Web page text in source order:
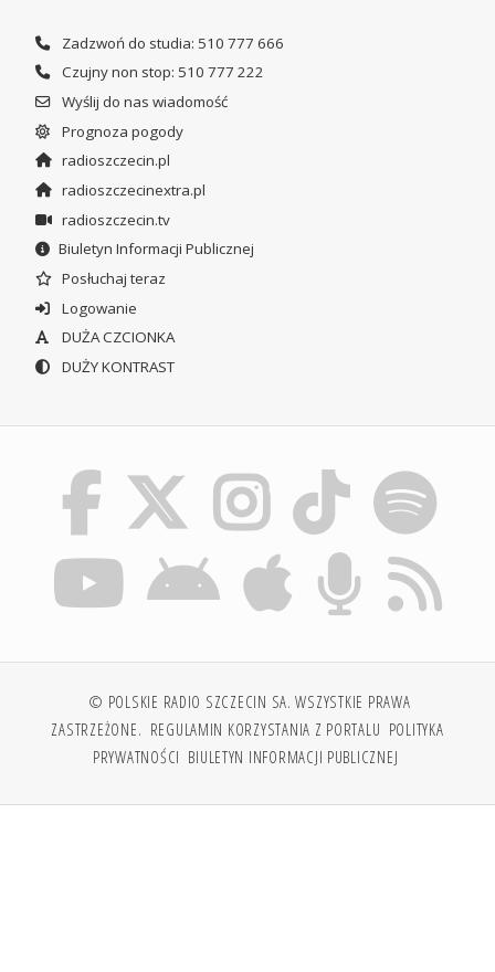
Zadzwoń do studia: 510 777 666
Czujny non stop: 510 777 222
Wyślij do nas wiadomość
Prognoza pogody
radioszczecin.pl
radioszczecinextra.pl
radioszczecin.tv
Biuletyn Informacji Publicznej
Posłuchaj teraz
Logowanie
DUŻA CZCIONKA
DUŻY KONTRAST
© POLSKIE RADIO SZCZECIN SA. WSZYSTKIE PRAWA
ZASTRZEŻONE. REGULAMIN KORZYSTANIA Z PORTALU POLITYKA
PRYWATNOŚCI BIULETYN INFORMACJI PUBLICZNEJ